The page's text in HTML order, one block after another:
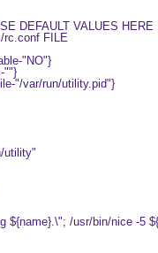
DEFAULT VALUES HERE
rc.conf FILE
"NO"}
""}
"/var/run/utility.pid"}
utility"
${name}.\"; /usr/bin/nice -5